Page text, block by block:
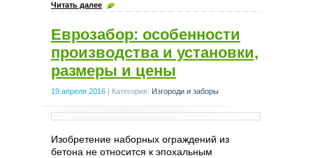
Читать далее
Еврозабор: особенности
производства и установки,
размеры и цены
19 апреля 2016 | Категория: Изгороди и заборы
Изобретение наборных ограждений из
бетона не относится к эпохальным